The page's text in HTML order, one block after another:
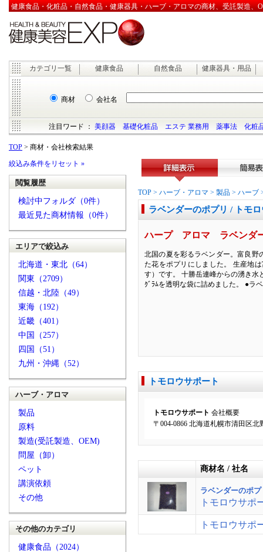
健康食品・化粧品・自然食品・健康器具・ハーブ・アロマの商材、受託製造、
カテゴリ一覧 健康食品 自然食品 健康器具・用品
商材 会社名
注目ワード ：美顔器 基礎化粧品 エステ 業務用 薬事法 化粧
TOP > 商材・会社検索結果
絞込み条件をリセット »
閲覧履歴
検討中フォルダ（0件）
最近見た商材情報（0件）
エリアで絞込み
北海道・東北（64）
関東（2709）
信越・北陸（49）
東海（192）
近畿（401）
中国（257）
四国（51）
九州・沖縄（52）
ハーブ・アロマ
製品
原料
製造(受託製造、OEM)
問屋（卸）
ペット
講演依頼
その他
その他のカテゴリ
健康食品（2024）
TOP > ハーブ・アロマ > 製品 > ハーブ
ラベンダーのポプリ / トモ
ハープ アロマ ラベンダ
北国の夏を彩るラベンダー。富良野
た花をポプリにしました。 生産地
す）です。 十勝岳連峰からの湧き水
ｸﾞﾗﾑを透明な袋に詰めました。 ●ラ
トモロウサポート
トモロウサポート 会社概要
〒004-0866 北海道札幌市清田区北
商材名 / 社名
ラベンダーのポプ
トモロウサポ
トモロウサポ